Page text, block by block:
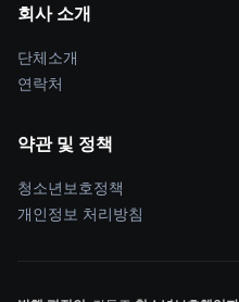
회사 소개
단체소개
연락처
약관 및 정책
청소년보호정책
개인정보 처리방침